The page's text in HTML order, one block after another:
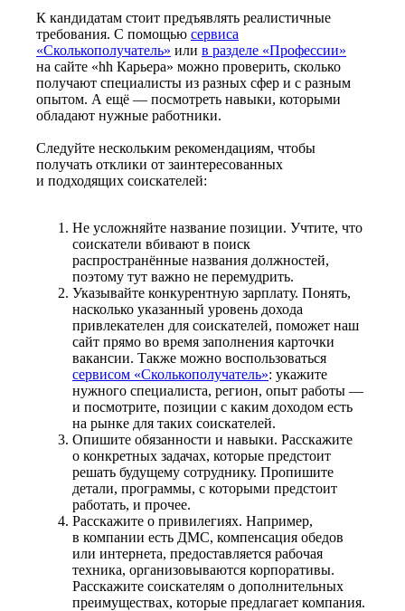
К кандидатам стоит предъявлять реалистичные
требования. С помощью сервиса
«Сколькополучатель» или в разделе «Профессии»
на сайте «hh Карьера» можно проверить, сколько
получают специалисты из разных сфер и с разным
опытом. А ещё — посмотреть навыки, которыми
обладают нужные работники.
Следуйте нескольким рекомендациям, чтобы
получать отклики от заинтересованных
и подходящих соискателей:
Не усложняйте название позиции. Учтите, что
соискатели вбивают в поиск
распространённые названия должностей,
поэтому тут важно не перемудрить.
Указывайте конкурентную зарплату. Понять,
насколько указанный уровень дохода
привлекателен для соискателей, поможет наш
сайт прямо во время заполнения карточки
вакансии. Также можно воспользоваться
сервисом «Сколькополучатель»: укажите
нужного специалиста, регион, опыт работы —
и посмотрите, позиции с каким доходом есть
на рынке для таких соискателей.
Опишите обязанности и навыки. Расскажите
о конкретных задачах, которые предстоит
решать будущему сотруднику. Пропишите
детали, программы, с которыми предстоит
работать, и прочее.
Расскажите о привилегиях. Например,
в компании есть ДМС, компенсация обедов
или интернета, предоставляется рабочая
техника, организовываются корпоративы.
Расскажите соискателям о дополнительных
преимуществах, которые предлагает компания.